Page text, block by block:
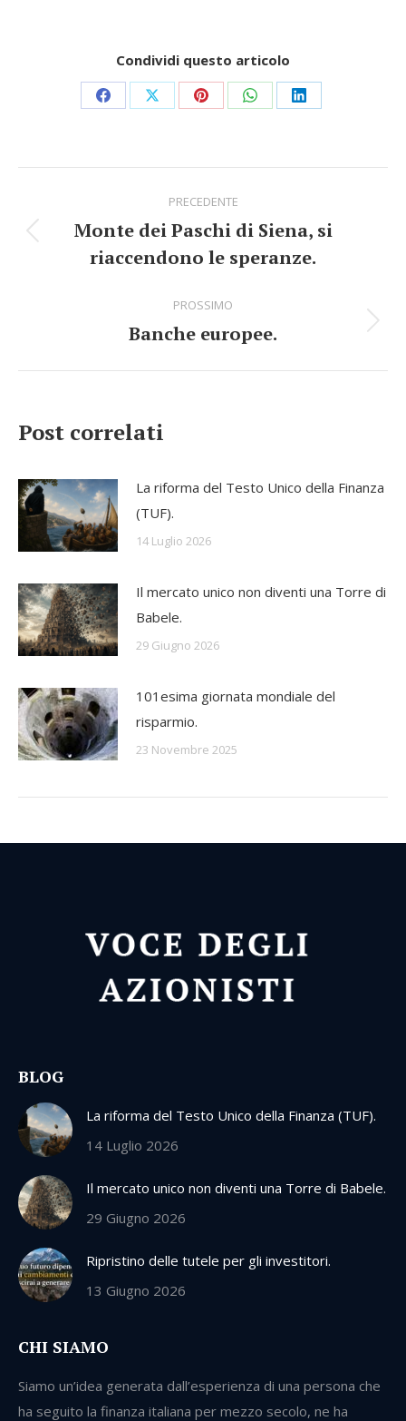
Condividi questo articolo
Share
Facebook
Share
X
Share
Pinterest
Share
WhatsApp
Share
LinkedIn
di
navigazione
PRECEDENTE
Stile
dell'anteprima:
Monte dei Paschi di Siena, si
riaccendono le speranze.
PROSSIMO
Numero
Banche europee.
Post correlati
La riforma del Testo Unico della Finanza
(TUF).
14 Luglio 2026
Il mercato unico non diventi una Torre di
Babele.
29 Giugno 2026
101esima giornata mondiale del
risparmio.
23 Novembre 2025
BLOG
La riforma del Testo Unico della Finanza (TUF).
14 Luglio 2026
Il mercato unico non diventi una Torre di Babele.
29 Giugno 2026
Ripristino delle tutele per gli investitori.
13 Giugno 2026
CHI SIAMO
Siamo un’idea generata dall’esperienza di una persona che
ha seguito la finanza italiana per mezzo secolo, ne ha